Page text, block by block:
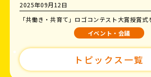
2025年09月12日
「共働き・共育て」ロゴコンテスト大賞授賞式
イベント・会議
トピックス一覧